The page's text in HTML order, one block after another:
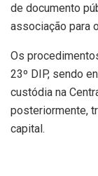
de documento
associação para
Os
23º DIP, sendo
custódia na
posteriormente,
capital.